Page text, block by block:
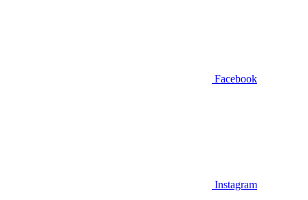
Facebook
Instagram